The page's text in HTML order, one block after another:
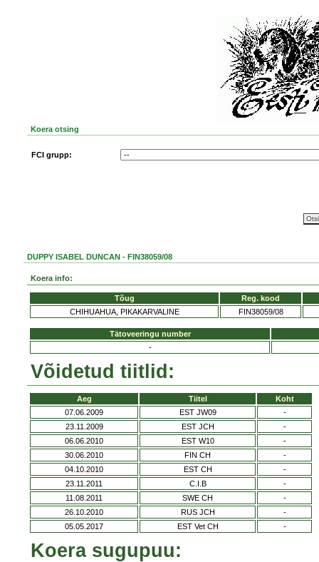
Koera otsing
FCI grupp:
DUPPY ISABEL DUNCAN - FIN38059/08
Koera info:
Tõug
Reg. kood
CHIHUAHUA, PIKAKARVALINE
FIN38059/08
Tätoveeringu number
-
Võidetud tiitlid:
Aeg Tiitel
Koht
07.06.2009
EST JW09
-
23.11.2009
EST JCH
-
06.06.2010
EST W10
-
30.06.2010
FIN CH
-
04.10.2010
EST CH
-
23.11.2011
C.I.B
-
11.08.2011
SWE CH
-
26.10.2010
RUS JCH
-
05.05.2017
EST Vet CH -
Koera sugupuu: